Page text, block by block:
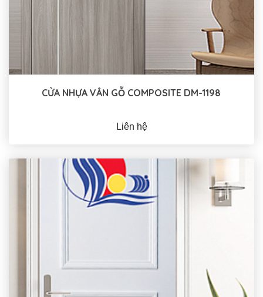
CỬA NHỰA VÂN GỖ COMPOSITE DM-1198
Liên hệ